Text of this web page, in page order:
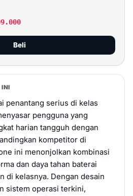
Beli
Beli
penantang serius di kelas
pengguna yang
harian tangguh dengan
kompetitor di
ini menonjolkan kombinasi
dan daya tahan baterai
di kelasnya. Dengan desain
sistem operasi terkini,